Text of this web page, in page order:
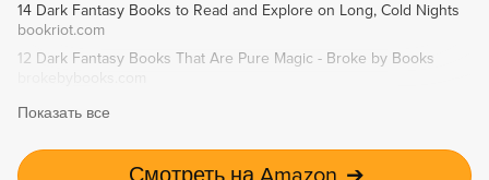
лихорадка наградила выживших не только шрамами и
увечьями. Ходят слухи, что у них проявляются
таинственные сверхспособности. Их называют
Терен Санторо — Главный Инквизитор. Свою задачу он
видит в том, чтобы выявить принадлежащих к Молодой
Элите и уничтожить их раньше, чем они разрушат
14 Dark Fantasy Books to Read and Explore on Long, Cold Nights
bookriot.com
12 Dark Fantasy Books That Are Pure Magic - Broke by Books
Показать все